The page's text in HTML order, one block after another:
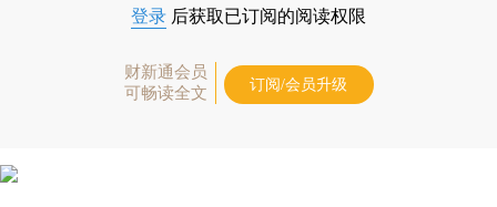
登录 后获取已订阅的阅读权限
财新通会员
可畅读全文
订阅/会员升级